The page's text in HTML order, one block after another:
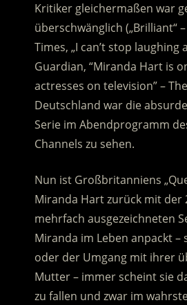
Kritiker gleichermaßen war
überschwänglich („Brilliant“
Times, „I can’t stop laughing
Guardian, “Miranda Hart is
actresses on television” –
Deutschland war die
Serie im Abendprogramm
Channels zu sehen.
Nun ist Großbritanniens
Miranda Hart zurück mit der
mehrfach ausgezeichneten
Miranda im Leben anpackt –
oder der Umgang mit ihrer
Mutter – immer scheint sie
zu fallen und zwar im